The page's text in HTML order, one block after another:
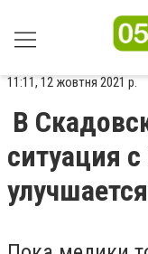
11:11, 12 жовтня 2021 р.
В
ситуация
улучшается